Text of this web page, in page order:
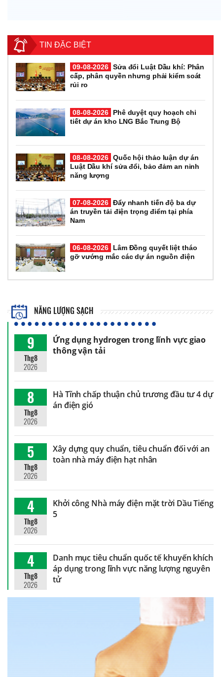
TIN ĐẶC BIỆT
09-08-2026 Sửa đổi Luật Dầu khí: Phân
cấp, phân quyền nhưng phải kiểm soát
rủi ro
08-08-2026
Phê duyệt quy hoạch chi
tiết dự án kho LNG Bắc Trung Bộ
08-08-2026 Quốc hội thảo luận dự án
Luật Dầu khí sửa đổi, bảo đảm an ninh
năng lượng
07-08-2026 Đẩy nhanh tiến độ ba dự
án truyền tải điện trọng điểm tại phía
Nam
06-08-2026
Lâm Đồng quyết liệt tháo
gỡ vướng mắc các dự án nguồn điện
NĂNG LƯỢNG SẠCH
9
Thg8
2026
Ứng dụng hydrogen trong lĩnh vực giao
thông vận tải
8
Thg8
2026
Hà Tĩnh chấp thuận chủ trương đầu tư 4 dự
án điện gió
5
Thg8
2026
Xây dựng quy chuẩn, tiêu chuẩn đối với an
toàn nhà máy điện hạt nhân
4
Thg8
2026
Khởi công Nhà máy điện mặt trời Dầu Tiếng
5
4
Thg8
2026
Danh mục tiêu chuẩn quốc tế khuyến khích
áp dụng trong lĩnh vực năng lượng nguyên
tử